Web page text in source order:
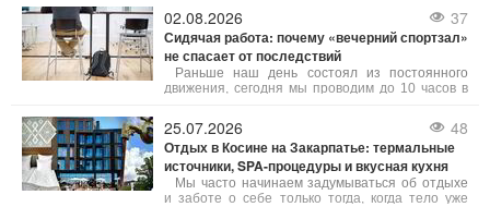
различий лежат в биологии, гормональном
фоне и даже в повадках, которые общество
веками культивировало у представителей обоих
полов. Давайте рассмотрим, почему это так и
что с этого можно взять на заметку.
02.08.2026 37
Сидячая работа: почему «вечерний спортзал»
не спасает от последствий
Раньше наш день состоял из постоянного
движения, сегодня мы проводим до 10 часов в
сиденье — это скрытая угроза, которую
невозможно «исправить» одной вечерней
тренировкой. Существует даже термин
«активный лентяй» — это человек, который
тренируется час, но остальные 23 часа
проводит без движения.
25.07.2026 48
Отдых в Косине на Закарпатье: термальные
источники, SPA-процедуры и вкусная кухня
Мы часто начинаем задумываться об отдыхе
и заботе о себе только тогда, когда тело уже